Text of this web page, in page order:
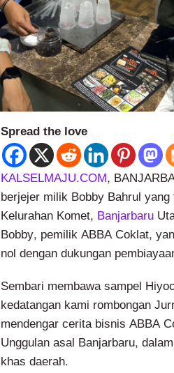
Spread the love
KALSELMAJU.COM,
berjejer milik Bobby Bahrul
Kelurahan Komet, Banjarbaru
Bobby, pemilik ABBA Coklat,
nol dengan dukungan
Sembari membawa sampel
kedatangan kami rombongan
mendengar cerita bisnis ABBA
Unggulan asal Banjarbaru,
khas daerah.